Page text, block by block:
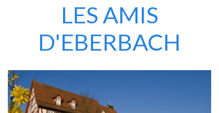
LES AMIS
D'EBERBACH